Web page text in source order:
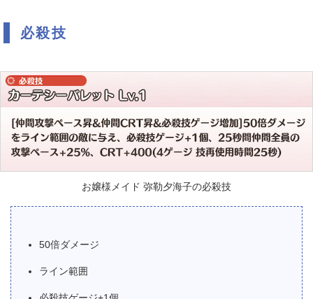
必殺技
お嬢様メイド 弥勒夕海子の必殺技
50倍ダメージ
ライン範囲